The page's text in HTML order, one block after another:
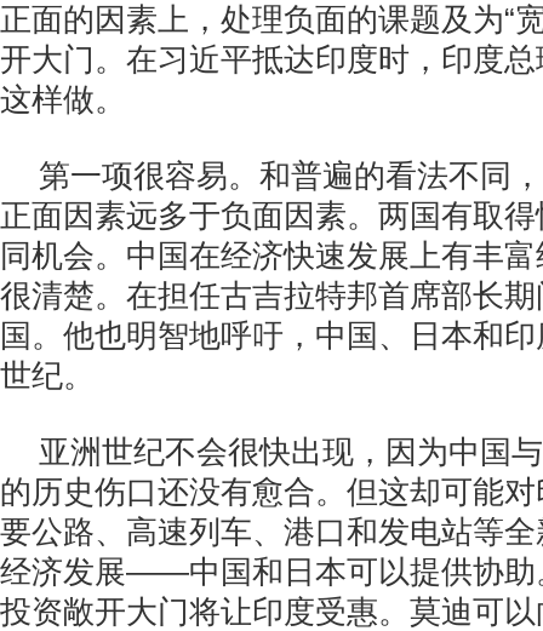
正面的因素上，处理负面的课题及为“
开大门。在习近平抵达印度时，印度
这样做。
第一项很容易。和普遍的看法不同，
正面因素远多于负面因素。两国有取
同机会。中国在经济快速发展上有丰
很清楚。在担任古吉拉特邦首席部长
国。他也明智地呼吁，中国、日本和
世纪。
亚洲世纪不会很快出现，因为中国
的历史伤口还没有愈合。但这却可能
要公路、高速列车、港口和发电站等
经济发展——中国和日本可以提供协助
投资敞开大门将让印度受惠。莫迪可